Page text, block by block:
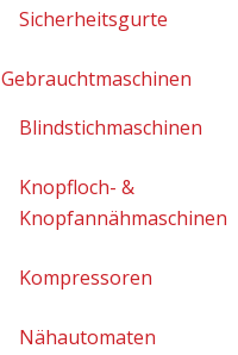
Sicherheitsgurte
Gebrauchtmaschinen
Blindstichmaschinen
Knopfloch- &
Knopfannähmaschinen
Kompressoren
Nähautomaten